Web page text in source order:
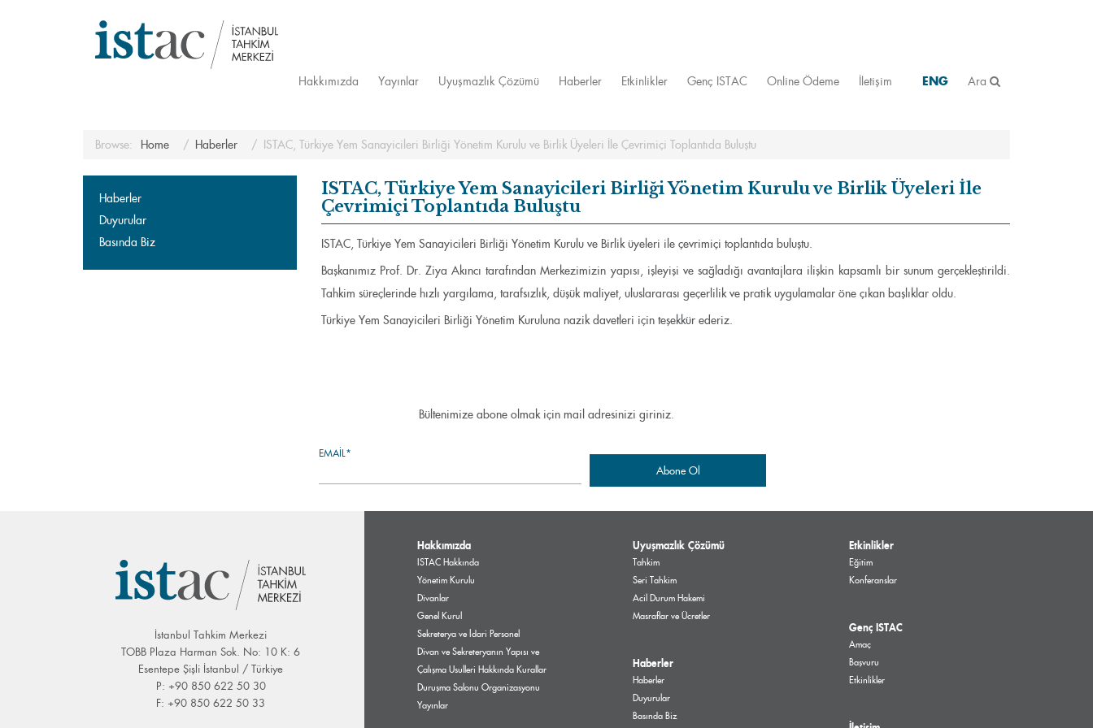
Hakkımızda Yayınlar Uyuşmazlık Çözümü Haberler Etkinlikler Genç ISTAC Online Ödeme İletişim ENG Ara
Browse: Home Haberler ISTAC, Türkiye Yem Sanayicileri Birliği Yönetim Kurulu ve Birlik Üyeleri İle Çevrimiçi Toplantıda Buluştu
Haberler
Duyurular
Basında Biz
ISTAC, Türkiye Yem Sanayicileri Birliği Yönetim Kurulu ve Birlik Üyeleri İle
Çevrimiçi Toplantıda Buluştu
ISTAC, Türkiye Yem Sanayicileri Birliği Yönetim Kurulu ve Birlik üyeleri ile çevrimiçi toplantıda buluştu.
Başkanımız Prof. Dr. Ziya Akıncı tarafından Merkezimizin yapısı, işleyişi ve sağladığı avantajlara ilişkin kapsamlı bir sunum gerçekleştirildi.
Tahkim süreçlerinde hızlı yargılama, tarafsızlık, düşük maliyet, uluslararası geçerlilik ve pratik uygulamalar öne çıkan başlıklar oldu.
Türkiye Yem Sanayicileri Birliği Yönetim Kuruluna nazik davetleri için teşekkür ederiz.
Bültenimize abone olmak için mail adresinizi giriniz.
EMAIL*
İstanbul Tahkim Merkezi
TOBB Plaza Harman Sok. No: 10 K: 6
Esentepe Şişli İstanbul / Türkiye
P: +90 850 622 50 30
F: +90 850 622 50 33
Hakkımızda
ISTAC Hakkında
Yönetim Kurulu
Divanlar
Genel Kurul
Sekreterya ve İdari Personel
Divan ve Sekreteryanın Yapısı ve
Çalışma Usulleri Hakkında Kurallar
Duruşma Salonu Organizasyonu
Yayınlar
Uyuşmazlık Çözümü
Tahkim
Seri Tahkim
Acil Durum Hakemi
Masraflar ve Ücretler
Haberler
Haberler
Duyurular
Basında Biz
Etkinlikler
Eğitim
Konferanslar
Genç ISTAC
Amaç
Başvuru
Etkinlikler